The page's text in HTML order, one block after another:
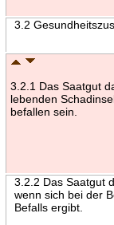
3.2
3.2.1 Das Saatgut
lebenden
befallen sein.
3.2.2 Das Saatgut
wenn sich bei der
Befalls ergibt.